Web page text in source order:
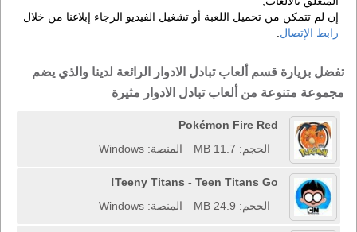
إن لم تتمكن من تحميل اللعبة أو تشغيل الفيديو الرجاء إبلاغنا من خلال
رابط الإتصال
تفضل بزيارة قسم ألعاب تبادل الادوار الرائعة لدينا والذي يضم
مجموعة متنوعة من ألعاب تبادل الادوار مثيرة
Pokémon Fire Red
الحجم: 11.7 MB
المنصة: Windows
Teeny Titans - Teen Titans Go!
الحجم: 24.9 MB
المنصة: Windows